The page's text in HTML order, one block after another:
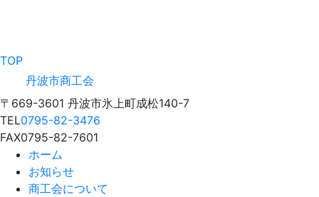
TOP
丹波市商工会
〒669-3601 丹波市氷上町成松140-7
TEL0795-82-3476
FAX0795-82-7601
ホーム
お知らせ
商工会について